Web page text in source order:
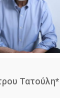
Τατούλη*